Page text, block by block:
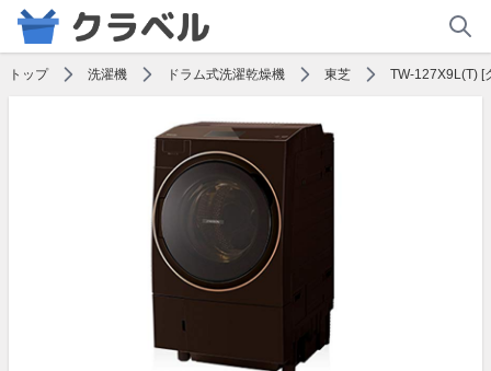
トップ 洗濯機 ドラム式洗濯乾燥機 東芝 TW-127X9L(T) [